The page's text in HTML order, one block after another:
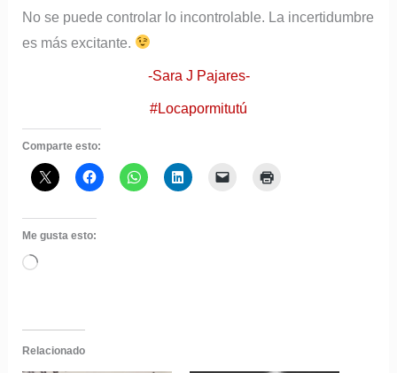
No se puede controlar lo incontrolable. La incertidumbre
es más excitante.
-Sara J Pajares-
#Locapormitutú
Comparte esto:
Me gusta esto:
Cargando...
Relacionado